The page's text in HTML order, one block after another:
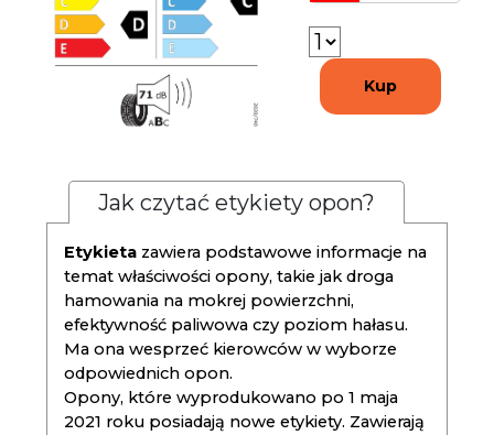
Kup
Jak czytać etykiety opon?
Etykieta zawiera podstawowe informacje na
temat właściwości opony, takie jak droga
hamowania na mokrej powierzchni,
efektywność paliwowa czy poziom hałasu.
Ma ona wesprzeć kierowców w wyborze
odpowiednich opon.
Opony, które wyprodukowano po 1 maja
2021 roku posiadają nowe etykiety. Zawierają